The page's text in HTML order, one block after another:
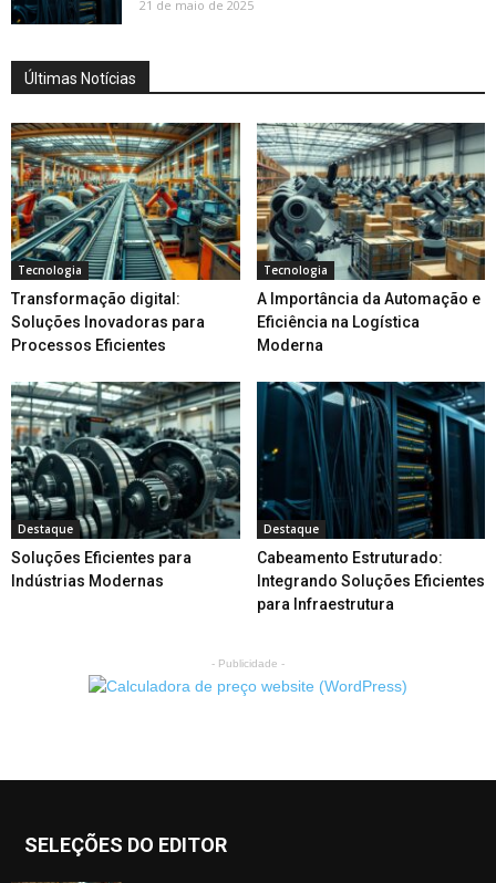
21 de maio de 2025
Últimas Notícias
Tecnologia
Transformação digital:
Soluções Inovadoras para
Processos Eficientes
Tecnologia
A Importância da Automação e
Eficiência na Logística
Moderna
Destaque
Soluções Eficientes para
Indústrias Modernas
Destaque
Cabeamento Estruturado:
Integrando Soluções Eficientes
para Infraestrutura
- Publicidade -
SELEÇÕES DO EDITOR